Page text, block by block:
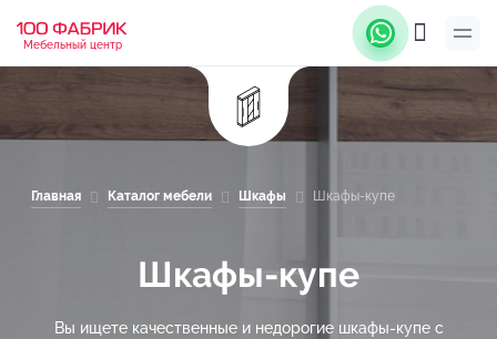
Мебельный центр
Главная Каталог мебели Шкафы Шкафы-купе
Шкафы-купе
Вы ищете качественные и недорогие шкафы-купе с